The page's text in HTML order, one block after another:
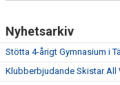
SNÖLÄGGNING
KIOSKEN
Nyhetsarkiv
Stötta 4-årigt Gymnasium i
Klubberbjudande Skistar